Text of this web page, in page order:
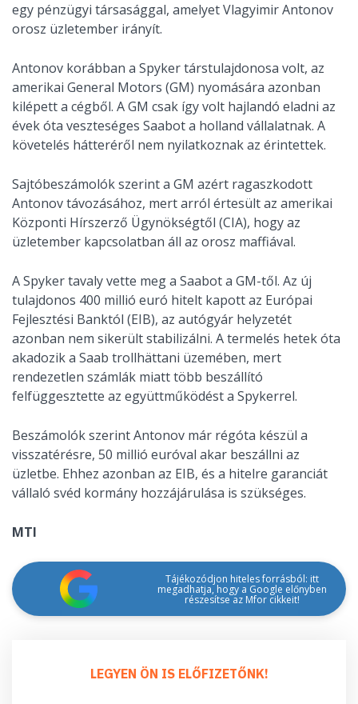
egy pénzügyi társasággal, amelyet Vlagyimir Antonov
orosz üzletember irányít.
Antonov korábban a Spyker társtulajdonosa volt, az
amerikai General Motors (GM) nyomására azonban
kilépett a cégből. A GM csak így volt hajlandó eladni az
évek óta veszteséges Saabot a holland vállalatnak. A
követelés hátteréről nem nyilatkoznak az érintettek.
Sajtóbeszámolók szerint a GM azért ragaszkodott
Antonov távozásához, mert arról értesült az amerikai
Központi Hírszerző Ügynökségtől (CIA), hogy az
üzletember kapcsolatban áll az orosz maffiával.
A Spyker tavaly vette meg a Saabot a GM-től. Az új
tulajdonos 400 millió euró hitelt kapott az Európai
Fejlesztési Banktól (EIB), az autógyár helyzetét
azonban nem sikerült stabilizálni. A termelés hetek óta
akadozik a Saab trollhättani üzemében, mert
rendezetlen számlák miatt több beszállító
felfüggesztette az együttműködést a Spykerrel.
Beszámolók szerint Antonov már régóta készül a
visszatérésre, 50 millió euróval akar beszállni az
üzletbe. Ehhez azonban az EIB, és a hitelre garanciát
vállaló svéd kormány hozzájárulása is szükséges.
MTI
Tájékozódjon hiteles forrásból: itt
megadhatja, hogy a Google előnyben
részesítse az Mfor cikkeit!
LEGYEN ÖN IS ELŐFIZETŐNK!